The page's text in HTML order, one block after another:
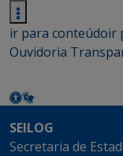
ir para conteúdoir
Ouvidoria
SEILOG
Secretaria de